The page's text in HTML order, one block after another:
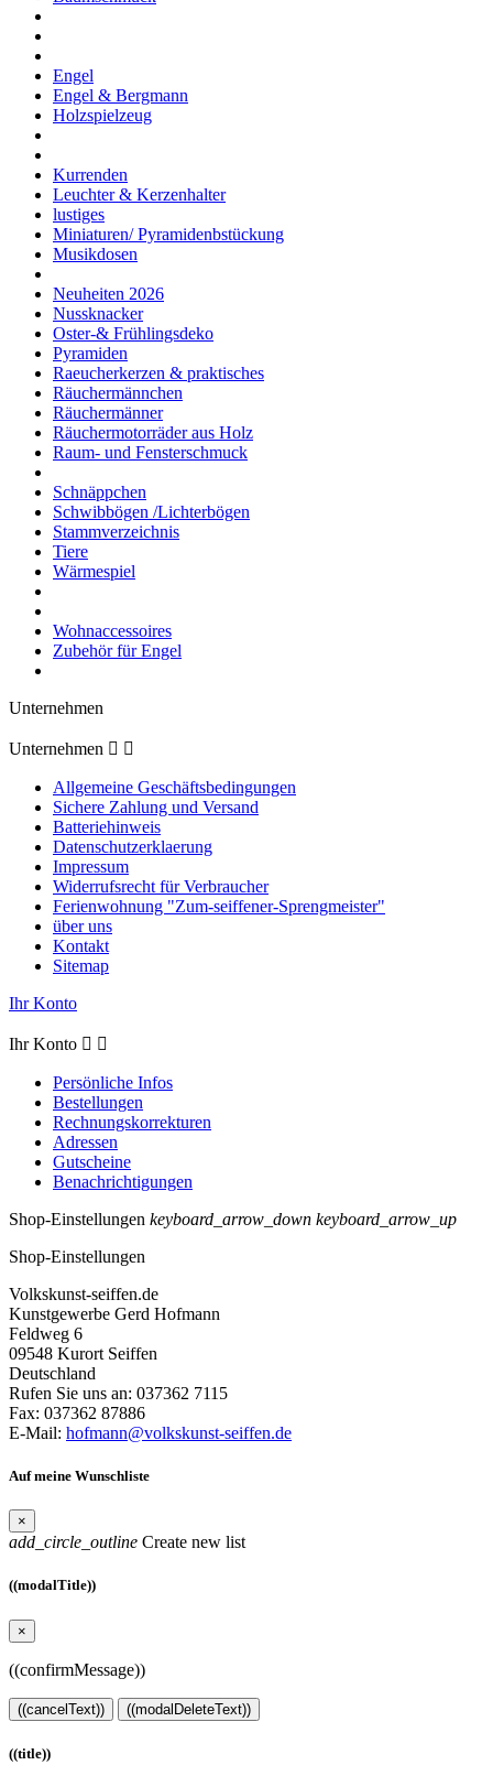
Engel
Engel & Bergmann
Holzspielzeug
Kurrenden
Leuchter & Kerzenhalter
lustiges
Miniaturen/ Pyramidenbstückung
Musikdosen
Neuheiten 2026
Nussknacker
Oster-& Frühlingsdeko
Pyramiden
Raeucherkerzen & praktisches
Räuchermännchen
Räuchermänner
Räuchermotorräder aus Holz
Raum- und Fensterschmuck
Schnäppchen
Schwibbögen /Lichterbögen
Stammverzeichnis
Tiere
Wärmespiel
Wohnaccessoires
Zubehör für Engel
Unternehmen
Unternehmen  
Allgemeine Geschäftsbedingungen
Sichere Zahlung und Versand
Batteriehinweis
Datenschutzerklaerung
Impressum
Widerrufsrecht für Verbraucher
Ferienwohnung "Zum-seiffener-Sprengmeister"
über uns
Kontakt
Sitemap
Ihr Konto
Ihr Konto  
Persönliche Infos
Bestellungen
Rechnungskorrekturen
Adressen
Gutscheine
Benachrichtigungen
Shop-Einstellungen keyboard_arrow_down keyboard_arrow_up
Shop-Einstellungen
Volkskunst-seiffen.de
Kunstgewerbe Gerd Hofmann
Feldweg 6
09548 Kurort Seiffen
Deutschland
Rufen Sie uns an: 037362 7115
Fax: 037362 87886
E-Mail: hofmann@volkskunst-seiffen.de
Auf meine Wunschliste
×
add_circle_outline Create new list
((modalTitle))
×
((confirmMessage))
((cancelText)) ((modalDeleteText))
((title))